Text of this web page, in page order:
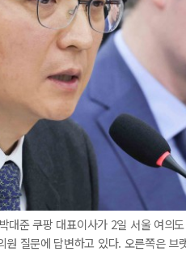
대준 쿠팡 대표이사가 2일 서울 여의
원 질문에 답변하고 있다. 오른쪽은